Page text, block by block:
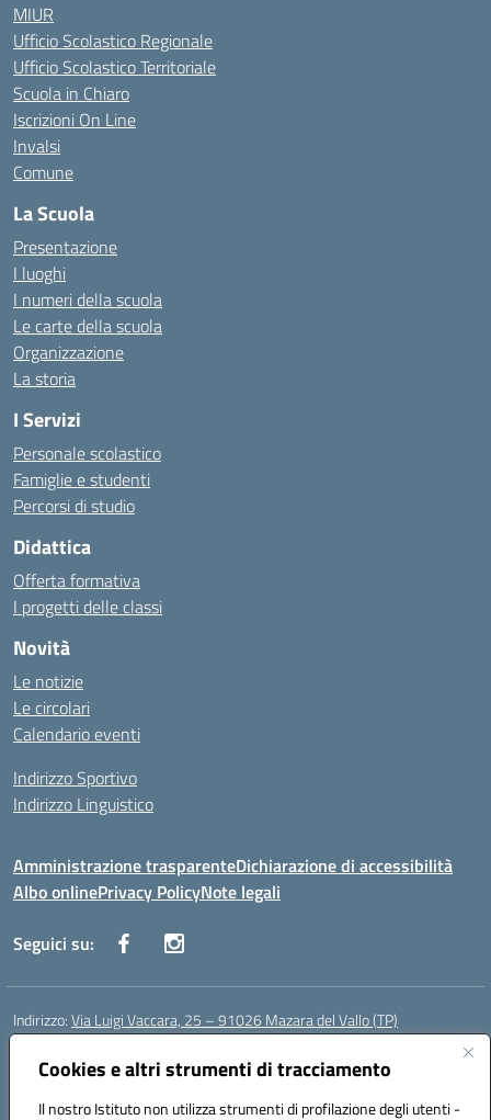
Cookies e altri strumenti di tracciamento
Il nostro Istituto non utilizza strumenti di profilazione degli utenti -
MIUR
Ufficio Scolastico Regionale
Ufficio Scolastico Territoriale
Scuola in Chiaro
Iscrizioni On Line
Invalsi
Comune
La Scuola
Presentazione
I luoghi
I numeri della scuola
Le carte della scuola
Organizzazione
La storia
I Servizi
Personale scolastico
Famiglie e studenti
Percorsi di studio
Didattica
Offerta formativa
I progetti delle classi
Novità
Le notizie
Le circolari
Calendario eventi
Indirizzo Sportivo
Indirizzo Linguistico
Amministrazione trasparenteDichiarazione di accessibilità
Albo onlinePrivacy PolicyNote legali
Seguici su:
Indirizzo:Via Luigi Vaccara, 25 – 91026 Mazara del Vallo (TP)
Centralino:
Posta elettronica certificata (PEC):tpic843007@pec.istruzione.it
Codice fiscale: 91036660818